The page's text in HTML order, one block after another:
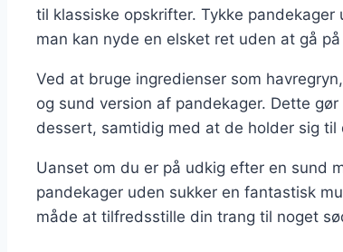
til klassiske opskrifter. Tykke
man kan nyde en elsket ret uden at gå
Ved at bruge ingredienser som
og sund version af pandekager. Dette
dessert, samtidig med at de holder sig til
Uanset om du er på udkig efter en sund
pandekager uden sukker en fantastisk
måde at tilfredsstille din trang til noget